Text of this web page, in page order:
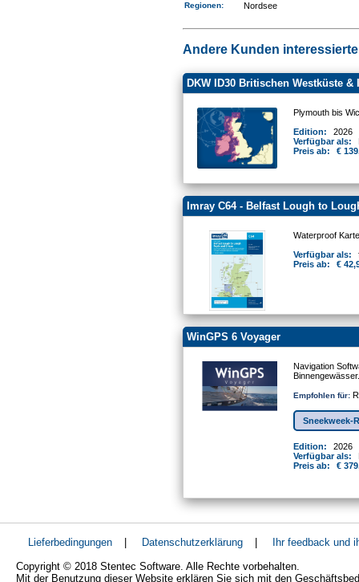
Regionen: Nordsee
Andere Kunden
DKW ID30 Britischen Westküste &
Plymouth bis
Edition:
2026
Verfügbar als:
Preis ab:
€
Imray C64 - Belfast Lough to
Waterproof
Verfügbar als:
Preis ab:
€
WinGPS 6 Voyager
Navigation
Binnengewässer.
Empfohlen für:
Sneekweek-
Edition:
2026
Verfügbar als:
Preis ab:
€
Lieferbedingungen | Datenschutzerklärung |
Ihr feedback und
Copyright © 2018 Stentec Software. Alle Rechte vorbehalten.
Mit der Benutzung dieser Website erklären Sie sich mit den